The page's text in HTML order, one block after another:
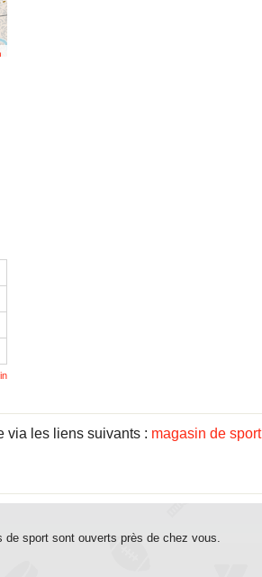
via les liens suivants : magasin de sport
sport sont ouverts près de chez vous.